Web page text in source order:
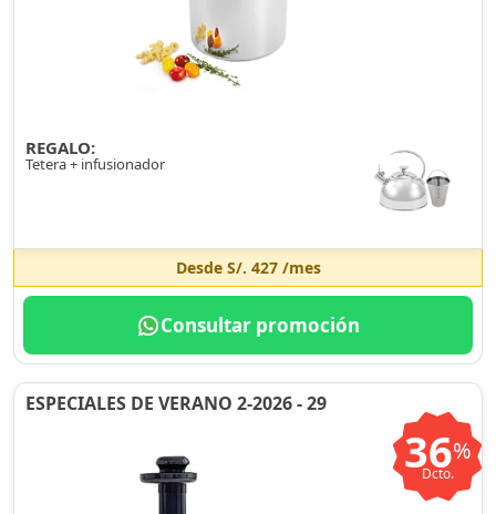
REGALO:
Tetera + infusionador
Desde S/. 427/mes
Consultar promoción
ESPECIALES DE VERANO 2-2026 - 29
36%
Dcto.